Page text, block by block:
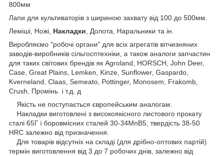
800мм
Лапи для культиваторів з шириною захвату від 100 до 500мм.
Леміші, Ножі, Накладки, Долота, Наральники та ін.
Виробляємо "робочі органи" для всіх агрегатів вітчизняних
заводів-виробників сільгосптехніки, а також аналоги запчастин
для таких світових брендів як Agroland, HORSCH, John Deer,
Case, Great Plains, Lemken, Kinze, Sunflower, Gaspardo,
Kverneland, Claas, Semeato, Pottinger, Monosem, Frakomb,
Crush, Промінь і т.д. д
Якість не поступається європейським аналогам.
Накладки виготовлені з високоякісного листового прокату
сталі 65Г і боровмісних сталей 30-34MnB5, твердість 38-50
HRC залежно від призначення.
Для товарів відсутніх на складі (для дрібно-оптових партій)
термін виготовлення від 3 до 7 робочих днів, залежно від